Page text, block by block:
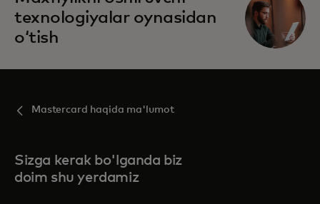
texnologiyalar oynasidan
oʻtish
Mastercard haqida ma'lumot
Sizga kerak bo'lganda biz
doim shu yerdamiz